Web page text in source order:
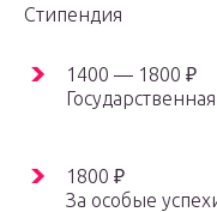
Стипендия
1400 — 1800 ₽
1800 ₽
За особые